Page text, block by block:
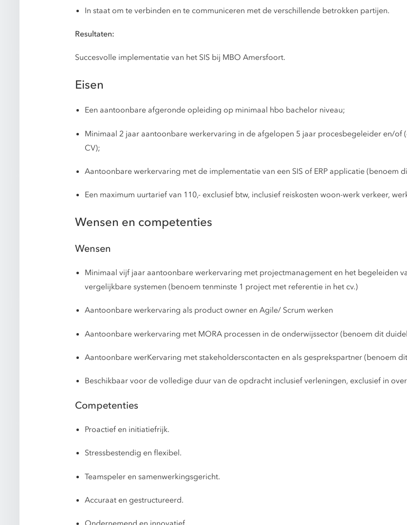
In staat om te verbinden en te communiceren met de verschillende betrokken partijen.
Resultaten:
Succesvolle implementatie van het SIS bij MBO Amersfoort.
Eisen
Een aantoonbare afgeronde opleiding op minimaal hbo bachelor niveau;
Minimaal 2 jaar aantoonbare werkervaring in de afgelopen 5 jaar procesbegeleider en/
CV);
Aantoonbare werkervaring met de implementatie van een SIS of ERP applicatie (benoem
Een maximum uurtarief van 110,- exclusief btw, inclusief reiskosten woon-werk verkeer,
Wensen en competenties
Wensen
Minimaal vijf jaar aantoonbare werkervaring met projectmanagement en het begeleiden
vergelijkbare systemen (benoem tenminste 1 project met referentie in het cv.)
Aantoonbare werkervaring als product owner en Agile/ Scrum werken
Aantoonbare werkervaring met MORA processen in de onderwijssector (benoem dit
Aantoonbare werKervaring met stakeholderscontacten en als gesprekspartner (benoem
Beschikbaar voor de volledige duur van de opdracht inclusief verleningen, exclusief in
Competenties
Proactief en initiatiefrijk.
Stressbestendig en flexibel.
Teamspeler en samenwerkingsgericht.
Accuraat en gestructureerd.